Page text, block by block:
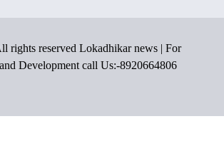
rights reserved Lokadhikar news | For
Development call Us:-8920664806